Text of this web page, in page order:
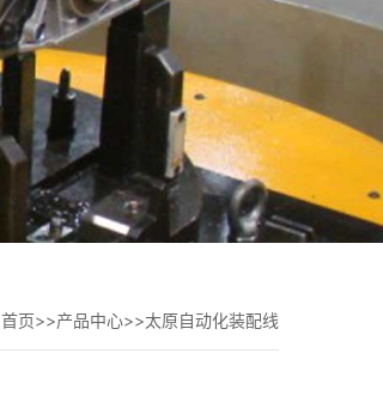
首页>>产品中心>>太原自动化装配线